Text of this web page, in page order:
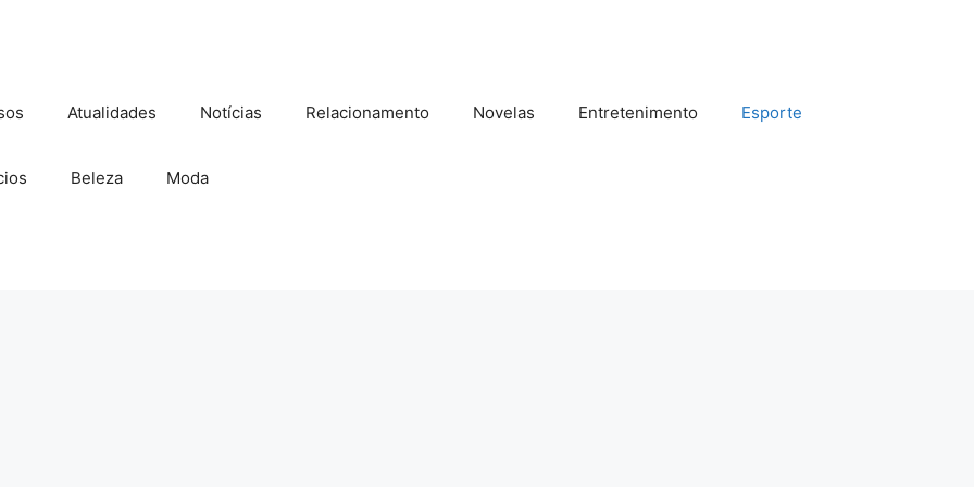
Atualidades Notícias Relacionamento Novelas Entretenimento Esporte
Beleza Moda